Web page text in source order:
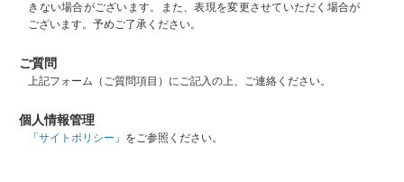
きない場合がございます。また、表現を変更させていただく場合が
ございます。予めご了承ください。
ご質問
上記フォーム（ご質問項目）にご記入の上、ご連絡ください。
個人情報管理
「サイトポリシー 」をご参照ください。